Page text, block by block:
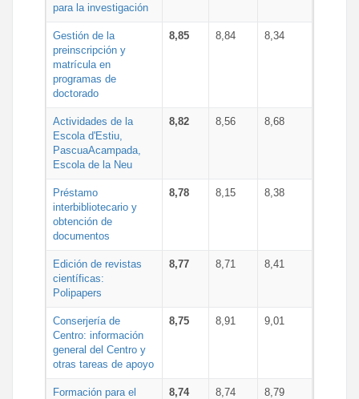
para la investigación
Gestión de la
preinscripción y
matrícula en
programas de
doctorado
8,85 8,84 8,34
Actividades de la
Escola d'Estiu,
PascuaAcampada,
Escola de la Neu
8,82 8,56 8,68
Préstamo
interbibliotecario y
obtención de
documentos
8,78 8,15 8,38
Edición de revistas
científicas:
Polipapers
8,77 8,71 8,41
Conserjería de
Centro: información
general del Centro y
otras tareas de apoyo
8,75 8,91 9,01
Formación para el
8,74 8,74 8,79